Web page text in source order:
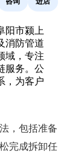
阳市颍上
消防管道
域，专注
服务。公
，为客户
，包括准备
完成拆卸任